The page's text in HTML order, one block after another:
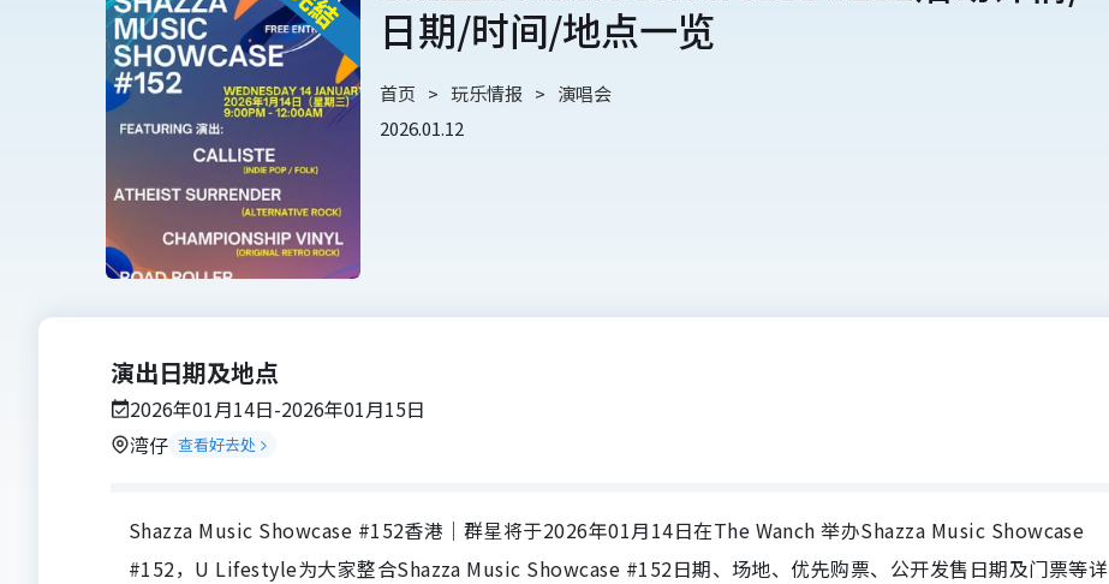
日期/时间/地点一览
首页 玩乐情报
演唱会
2026.01.12
演出日期及地点
2026年01月14日-2026年01月15日
湾仔 查看好去处
Shazza Music Showcase #152香港｜群星将于2026年01月14日在The Wanch 举办Shazza Music Showcase
#152，U Lifestyle为大家整合Shazza Music Showcase #152日期、场地、优先购票、公开发售日期及门票等详